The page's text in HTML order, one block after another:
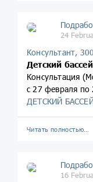
24
Консультант,
Детский
Консультация
с 27 февраля по
ДЕТСКИЙ
Читать полностью…
16